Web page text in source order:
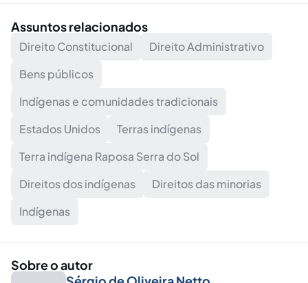
Assuntos relacionados
Direito Constitucional
Direito Administrativo
Bens públicos
Indígenas e comunidades tradicionais
Estados Unidos
Terras indígenas
Terra indígena Raposa Serra do Sol
Direitos dos indígenas
Direitos das minorias
Indígenas
Sobre o autor